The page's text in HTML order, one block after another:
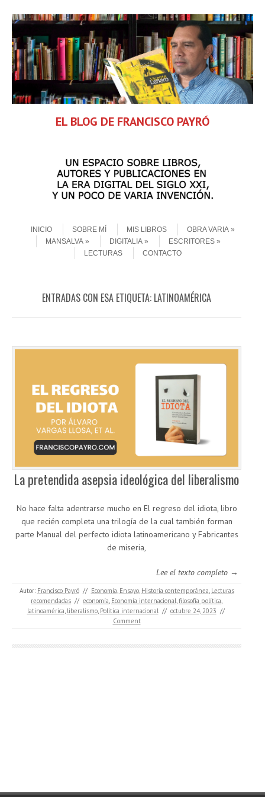
EL BLOG DE FRANCISCO PAYRÓ
MenuINICIO
SOBRE MÍ MIS LIBROS
OBRA VARIA
MANSALVA
DIGITALIA
ESCRITORES
LECTURAS
CONTACTO
ENTRADAS CON ESA ETIQUETA: LATINOAMÉRICA
La pretendida asepsia ideológica del liberalismo
No hace falta adentrarse mucho en El regreso del idiota, libro
que recién completa una trilogía de la cual también forman
parte Manual del perfecto idiota latinoamericano y Fabricantes
de miseria,
Lee el texto completo →
Autor: Francisco Payró // Economía Ensayo, Historia contemporánea Lecturas
recomendadas // economía Economía internacional filosofía política
latinoamérica liberalismo, Política internacional // octubre 24, 2023 //
Comment